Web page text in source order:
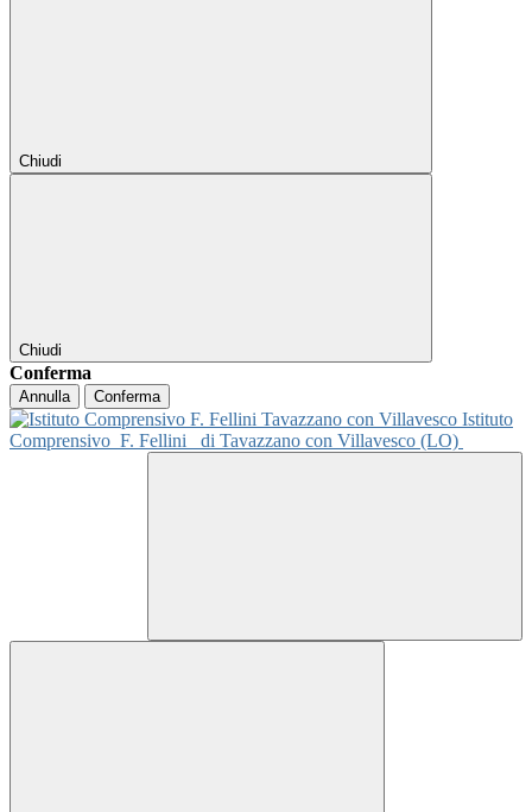
Chiudi
Chiudi
Conferma
Annulla Conferma
Istituto
Comprensivo F. Fellini di Tavazzano con Villavesco (LO)